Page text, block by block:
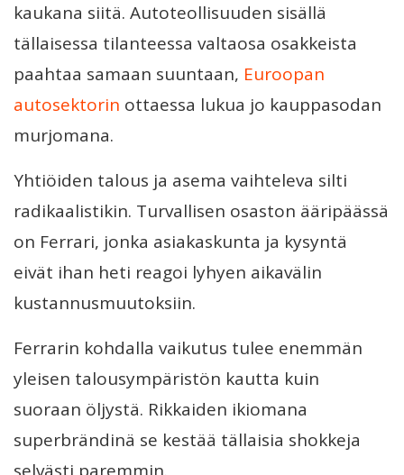
kaukana siitä. Autoteollisuuden sisällä
tällaisessa tilanteessa valtaosa osakkeista
paahtaa samaan suuntaan, Euroopan
autosektorin ottaessa lukua jo kauppasodan
murjomana.
Yhtiöiden talous ja asema vaihteleva silti
radikaalistikin. Turvallisen osaston ääripäässä
on Ferrari, jonka asiakaskunta ja kysyntä
eivät ihan heti reagoi lyhyen aikavälin
kustannusmuutoksiin.
Ferrarin kohdalla vaikutus tulee enemmän
yleisen talousympäristön kautta kuin
suoraan öljystä. Rikkaiden ikiomana
superbrändinä se kestää tällaisia shokkeja